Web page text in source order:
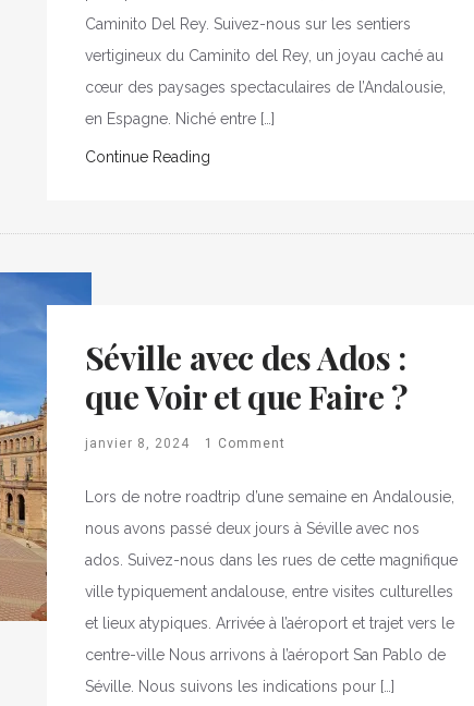
Caminito Del Rey. Suivez-nous sur les sentiers
vertigineux du Caminito del Rey, un joyau caché au
cœur des paysages spectaculaires de l’Andalousie,
en Espagne. Niché entre […]
Continue Reading
Séville avec des Ados :
que Voir et que Faire ?
janvier 8, 2024 1 Comment
Lors de notre roadtrip d’une semaine en Andalousie,
nous avons passé deux jours à Séville avec nos
ados. Suivez-nous dans les rues de cette magnifique
ville typiquement andalouse, entre visites culturelles
et lieux atypiques. Arrivée à l’aéroport et trajet vers le
centre-ville Nous arrivons à l’aéroport San Pablo de
Séville. Nous suivons les indications pour […]